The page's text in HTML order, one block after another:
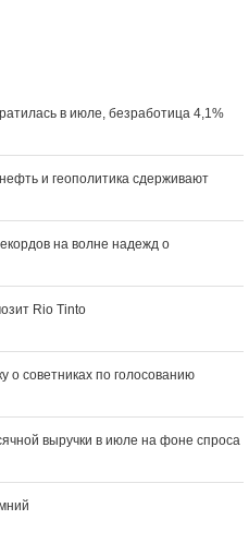
в июле, безработица 4,1%
и геополитика сдерживают
на волне надежд о
Rio Tinto
советниках по голосованию
выручки в июле на фоне спроса